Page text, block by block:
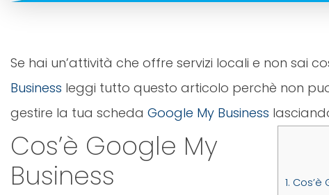
Se hai un’attività che offre servizi locali e non sai
Business leggi tutto questo articolo perchè non
gestire la tua scheda Google My Business
1. Cos’è
Cos’è Google My
Business